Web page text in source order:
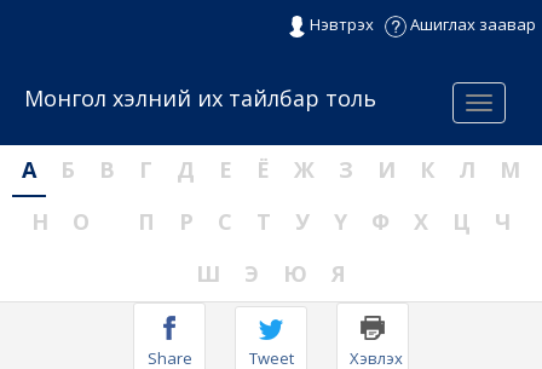
Нэвтрэх Ашиглах заавар
Menu
Монгол хэлний их тайлбар толь
А Б В Г Д Е Ё Ж З И К Л
М
Н
О П Р С Т У Ү Ф Х Ц
Ч
Ш
Э Ю Я
Share Tweet Хэвлэх